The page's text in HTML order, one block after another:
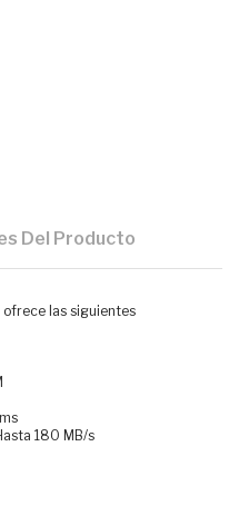
Del Producto
las siguientes
180 MB/s